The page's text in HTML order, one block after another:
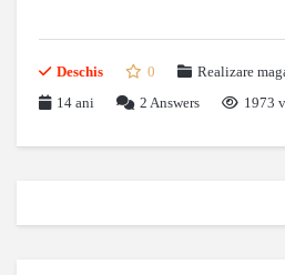
Deschis 0 Realizare
14 ani
2 Answers 1973